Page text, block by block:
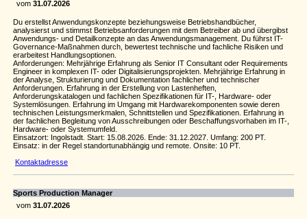
vom 31.07.2026
Du erstellst Anwendungskonzepte beziehungsweise Betriebshandbücher,
analysierst und stimmst Betriebsanforderungen mit dem Betreiber ab und übergibst
Anwendungs- und Detailkonzepte an das Anwendungsmanagement. Du führst IT-
Governance-Maßnahmen durch, bewertest technische und fachliche Risiken und
erarbeitest Handlungsoptionen.
Anforderungen: Mehrjährige Erfahrung als Senior IT Consultant oder Requirements
Engineer in komplexen IT- oder Digitalisierungsprojekten. Mehrjährige Erfahrung in
der Analyse, Strukturierung und Dokumentation fachlicher und technischer
Anforderungen. Erfahrung in der Erstellung von Lastenheften,
Anforderungskatalogen und fachlichen Spezifikationen für IT-, Hardware- oder
Systemlösungen. Erfahrung im Umgang mit Hardwarekomponenten sowie deren
technischen Leistungsmerkmalen, Schnittstellen und Spezifikationen. Erfahrung in
der fachlichen Begleitung von Ausschreibungen oder Beschaffungsvorhaben im IT-,
Hardware- oder Systemumfeld.
Einsatzort: Ingolstadt. Start: 15.08.2026. Ende: 31.12.2027. Umfang: 200 PT.
Einsatz: in der Regel standortunabhängig und remote. Onsite: 10 PT.
Kontaktadresse
Sports Production Manager
vom 31.07.2026